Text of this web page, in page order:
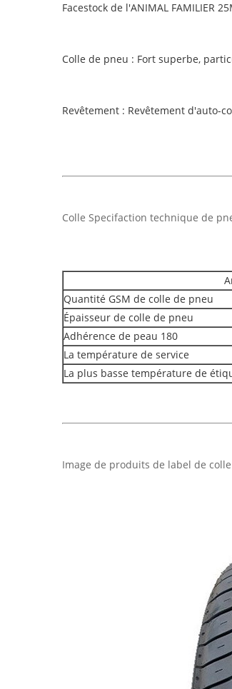
Facestock de l'ANIMAL FAMILIER
Colle de pneu : Fort superbe,
Revêtement : Revêtement d'auto-
Colle Specifaction technique de
Quantité GSM de colle de pneu
Épaisseur de colle de pneu
Adhérence de peau 180
La température de service
La plus basse température de
Image de produits de label de